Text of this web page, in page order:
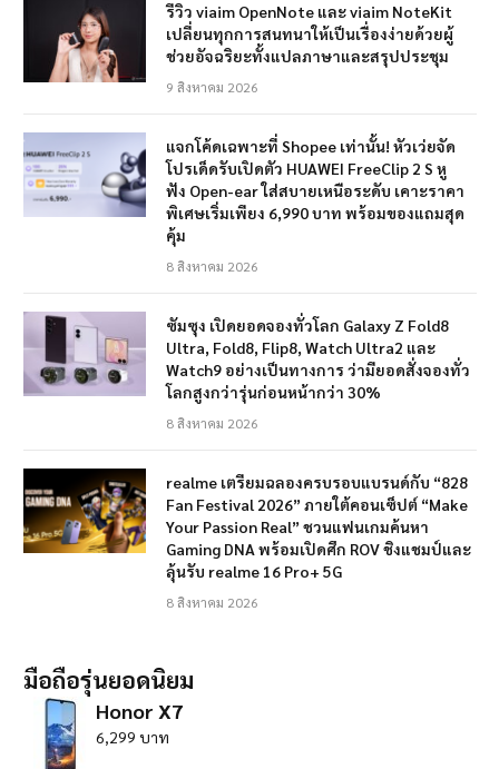
รีวิว viaim OpenNote และ viaim NoteKit
เปลี่ยนทุกการสนทนาให้เป็นเรื่องง่ายด้วยผู้
ช่วยอัจฉริยะทั้งแปลภาษาและสรุปประชุม
9 สิงหาคม 2026
แจกโค้ดเฉพาะที่ Shopee เท่านั้น! หัวเว่ยจัด
โปรเด็ดรับเปิดตัว HUAWEI FreeClip 2 S หู
ฟัง Open-ear ใส่สบายเหนือระดับ เคาะราคา
พิเศษเริ่มเพียง 6,990 บาท พร้อมของแถมสุด
คุ้ม
8 สิงหาคม 2026
ซัมซุง เปิดยอดจองทั่วโลก Galaxy Z Fold8
Ultra, Fold8, Flip8, Watch Ultra2 และ
Watch9 อย่างเป็นทางการ ว่ามียอดสั่งจองทั่ว
โลกสูงกว่ารุ่นก่อนหน้ากว่า 30%
8 สิงหาคม 2026
realme เตรียมฉลองครบรอบแบรนด์กับ “828
Fan Festival 2026” ภายใต้คอนเซ็ปต์ “Make
Your Passion Real” ชวนแฟนเกมค้นหา
Gaming DNA พร้อมเปิดศึก ROV ชิงแชมป์และ
ลุ้นรับ realme 16 Pro+ 5G
8 สิงหาคม 2026
มือถือรุ่นยอดนิยม
Honor X7
6,299 บาท